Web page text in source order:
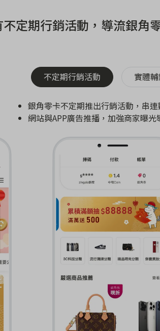
不定期行銷活動，導流銀角
不定期行銷活動 實體
銀角零卡不定期推出行銷活動，串
網站與APP廣告推播，加強商家曝光